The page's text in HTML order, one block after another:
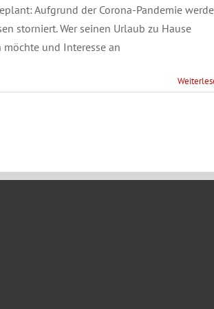
Aufgrund der Corona-Pandemie
storniert. Wer seinen Urlaub zu Hause
möchte und Interesse an